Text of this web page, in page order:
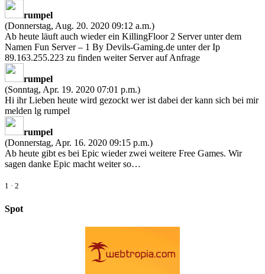
rumpel
(Donnerstag, Aug. 20. 2020 09:12 a.m.)
Ab heute läuft auch wieder ein KillingFloor 2 Server unter dem
Namen Fun Server – 1 By Devils-Gaming.de unter der Ip
89.163.255.223 zu finden weiter Server auf Anfrage
rumpel
(Sonntag, Apr. 19. 2020 07:01 p.m.)
Hi ihr Lieben heute wird gezockt wer ist dabei der kann sich bei mir
melden lg rumpel
rumpel
(Donnerstag, Apr. 16. 2020 09:15 p.m.)
Ab heute gibt es bei Epic wieder zwei weitere Free Games. Wir
sagen danke Epic macht weiter so…
1 · 2
Spot